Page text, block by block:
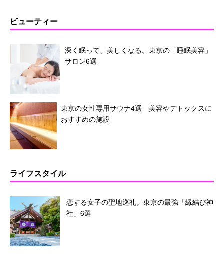
ビューティー
深く眠って、美しくなる。東京の「睡眠美容」
サロン6選
東京の女性専用サウナ4選 美容やデトックスに
おすすめの施設
ライフスタイル
恋する女子の聖地巡礼。東京の最強「縁結び神
社」6選